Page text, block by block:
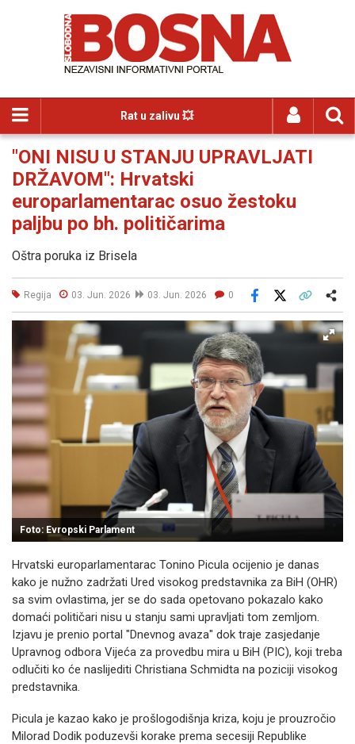
Rat u zalivu 💥
"ONI NISU U STANJU UPRAVLJATI
DRŽAVOM": Hrvatski
europarlamentarac osuo žestoku
paljbu po bh. političarima
Oštra poruka iz Brisela
Regija 03. Jun. 2026 03. Jun. 2026 0
Facebook
Foto: Evropski Parlament
Hrvatski europarlamentarac Tonino Picula ocijenio je danas
kako je nužno zadržati Ured visokog predstavnika za BiH (OHR)
sa svim ovlastima, jer se do sada opetovano pokazalo kako
domaći političari nisu u stanju sami upravljati tom zemljom.
Izjavu je prenio portal "Dnevnog avaza" dok traje zasjedanje
Upravnog odbora Vijeća za provedbu mira u BiH (PIC), koji treba
odlučiti ko će naslijediti Christiana Schmidta na poziciji visokog
predstavnika.
Picula je kazao kako je prošlogodišnja kriza, koju je prouzročio
Milorad Dodik poduzevši korake prema secesiji Republike